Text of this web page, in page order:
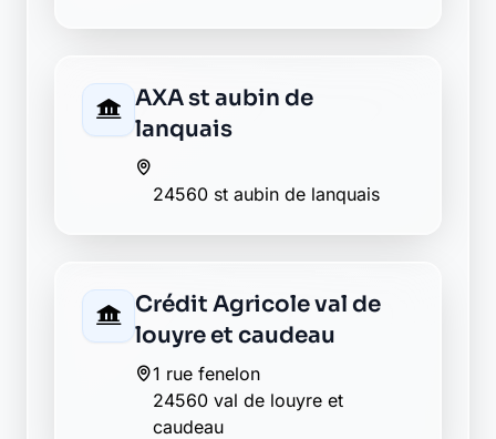
AXA st aubin de
lanquais
24560 st aubin de lanquais
Crédit Agricole val de
louyre et caudeau
1 rue fenelon
24560 val de louyre et
caudeau